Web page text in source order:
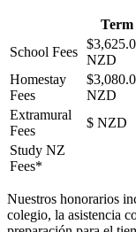
Term
School Fees
NZD
Homestay
Fees
NZD
Extramural
Fees
$ NZD
Study NZ
Fees*
Nuestros honorarios
colegio, la asistencia